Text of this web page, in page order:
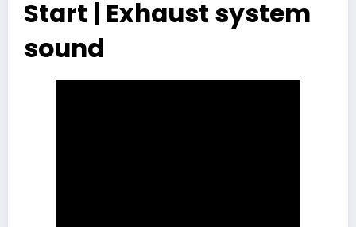
Start | Exhaust system
sound